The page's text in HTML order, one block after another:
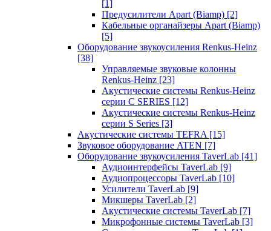
[1]
Предусилители Apart (Biamp) [2]
Кабельные органайзеры Apart (Biamp)
[5]
Оборудование звукоусиления Renkus-Heinz
[38]
Управляемые звуковые колонны
Renkus-Heinz [23]
Акустические системы Renkus-Heinz
серии C SERIES [12]
Акустические системы Renkus-Heinz
серии S Series [3]
Акустические системы TEFRA [15]
Звуковое оборудование ATEN [7]
Оборудование звукоусиления TaverLab [41]
Аудиоинтерфейсы TaverLab [9]
Аудиопроцессоры TaverLab [10]
Усилители TaverLab [9]
Микшеры TaverLab [2]
Акустические системы TaverLab [7]
Микрофонные системы TaverLab [3]